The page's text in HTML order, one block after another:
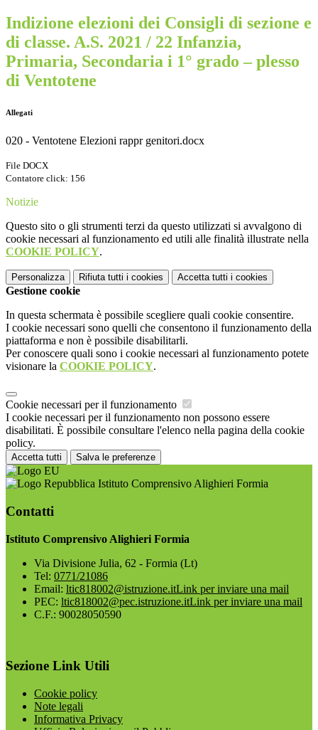
Indizione elezioni dei Consigli di sezione e
di classe. A.S. 2021 / 22 Infanzia,
Primaria, Secondaria i 1° grado – plesso
di Ventotene
Allegati
020 - Ventotene Elezioni rappr genitori.docx
File DOCX
Contatore click: 156
Notizie
Questo sito o gli strumenti terzi da questo utilizzati si avvalgono di
cookie necessari al funzionamento ed utili alle finalità illustrate nella
COOKIE POLICY.
Personalizza Rifiuta tutti i cookies Accetta tutti i cookies
Gestione cookie
In questa schermata è possibile scegliere quali cookie consentire.
I cookie necessari sono quelli che consentono il funzionamento della
piattaforma e non è possibile disabilitarli.
Per conoscere quali sono i cookie necessari al funzionamento potete
visionare la COOKIE POLICY.
Cookie necessari per il funzionamento
I cookie necessari per il funzionamento non possono essere
disabilitati. È possibile consultare l'elenco nella pagina della cookie
policy.
Accetta tutti Salva le preferenze
Istituto Comprensivo Alighieri Formia
Contatti
Istituto Comprensivo Alighieri Formia
Via Divisione Julia, 62 - Formia (Lt)
Tel: 0771/21086
Email: ltic818002@istruzione.itLink per inviare una mail
PEC: ltic818002@pec.istruzione.itLink per inviare una mail
C.F.: 90028050590
Sezione Link Utili
Cookie policy
Note legali
Informativa Privacy